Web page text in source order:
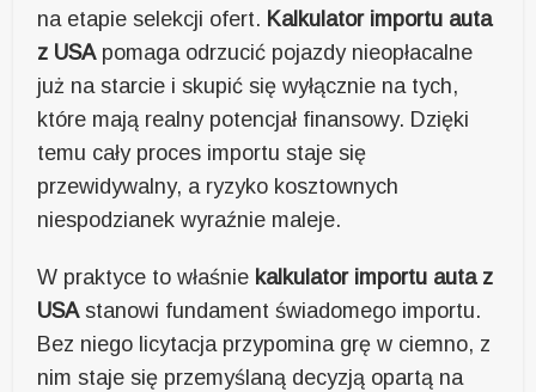
na etapie selekcji ofert. Kalkulator importu auta
z USApomaga odrzucić pojazdy nieopłacalne
już na starcie i skupić się wyłącznie na tych,
które mają realny potencjał finansowy. Dzięki
temu cały proces importu staje się
przewidywalny, a ryzyko kosztownych
niespodzianek wyraźnie maleje.
W praktyce to właśnie kalkulator importu auta z
USAstanowi fundament świadomego importu.
Bez niego licytacja przypomina grę w ciemno, z
nim staje się przemyślaną decyzją opartą na